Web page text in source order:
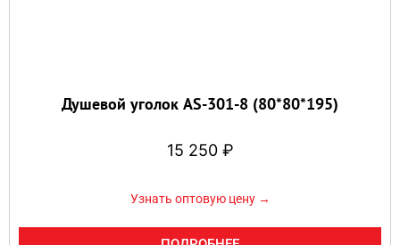
Душевой уголок AS-301-8 (80*80*195)
15 250 ₽
Узнать оптовую цену →